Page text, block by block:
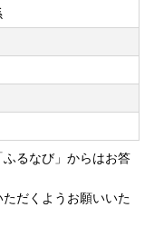
場！毎月届くお米
、お米の定期便
不安定化の影響を受
が難しいと判断し、
く定期便を続けてほ
しみたい」といっ
るなび」からはお答
だくようお願いいた